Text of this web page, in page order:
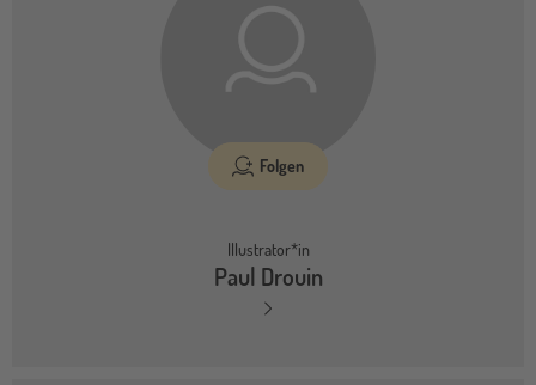
Folgen
Illustrator*in
Paul Drouin